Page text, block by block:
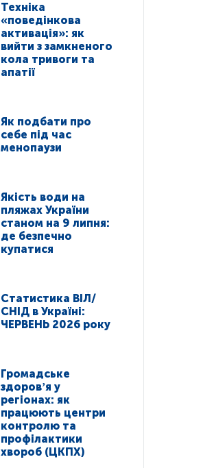
Техніка
«поведінкова
активація»: як
вийти з замкненого
кола тривоги та
апатії
Як подбати про
себе під час
менопаузи
Якість води на
пляжах України
станом на 9 липня:
де безпечно
купатися
Статистика ВІЛ/
СНІД в Україні:
ЧЕРВЕНЬ 2026 року
Громадське
здоровʼя у
регіонах: як
працюють центри
контролю та
профілактики
хвороб (ЦКПХ)